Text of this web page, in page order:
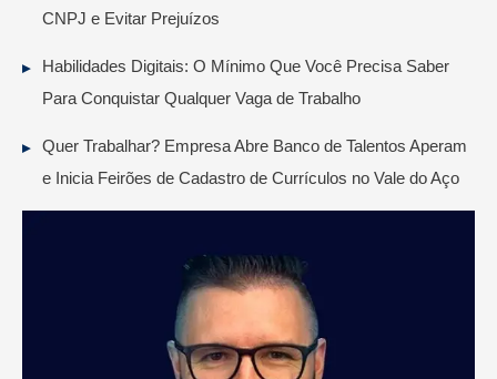
CNPJ e Evitar Prejuízos
Habilidades Digitais: O Mínimo Que Você Precisa Saber
Para Conquistar Qualquer Vaga de Trabalho
Quer Trabalhar? Empresa Abre Banco de Talentos Aperam
e Inicia Feirões de Cadastro de Currículos no Vale do Aço